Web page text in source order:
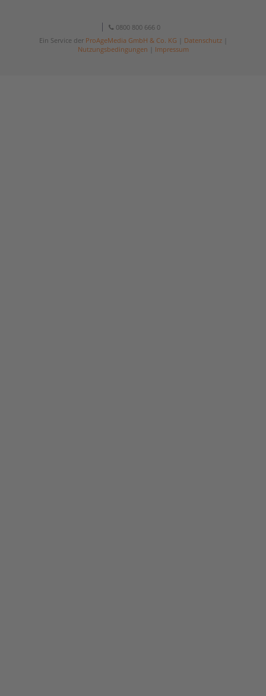
0800 800 666 0
Ein Service der ProAgeMedia GmbH & Co. KG Datenschutz|
Nutzungsbedingungen
Impressum